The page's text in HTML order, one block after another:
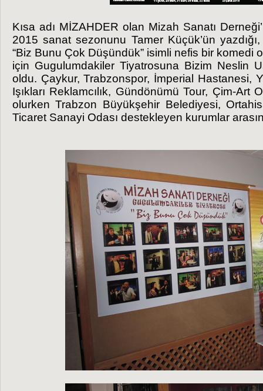
Kısa adı MİZAHDER olan Mizah Sanatı
2015 sanat sezonunu Tamer Küçük’ün
“Biz Bunu Çok Düşündük” isimli nefis bir komedi
için Gugulumdakiler Tiyatrosuna Bizim Neslin
oldu. Çaykur, Trabzonspor, İmperial Hastanesi,
Işıkları Reklamcılık, Gündönümü Tour, Çim-
olurken Trabzon Büyükşehir Belediyesi,
Ticaret Sanayi Odası destekleyen kurumlar